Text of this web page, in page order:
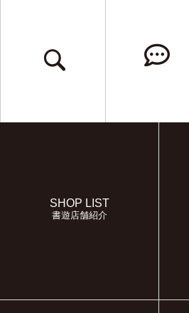
SHOP LIST
書遊店舗紹介